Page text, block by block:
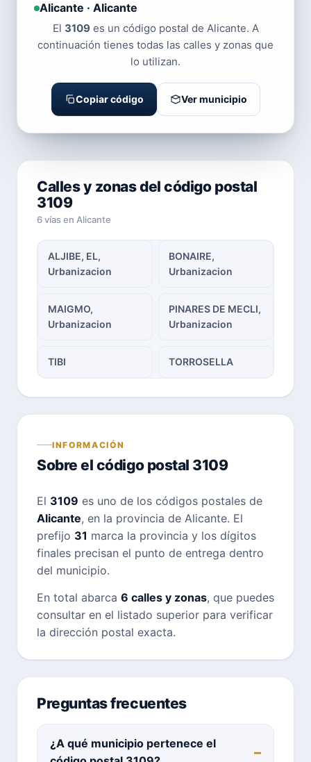
Alicante · Alicante
El 3109 es un código postal de Alicante. A
continuación tienes todas las calles y zonas que
lo utilizan.
Copiar código Ver municipio
Calles y zonas del código postal
3109
6 vías en Alicante
ALJIBE, EL,
Urbanizacion
BONAIRE,
Urbanizacion
MAIGMO,
Urbanizacion
PINARES DE MECLI,
Urbanizacion
TIBI TORROSELLA
INFORMACIÓN
Sobre el código postal 3109
El 3109 es uno de los códigos postales de
Alicante, en la provincia de Alicante. El
prefijo 31 marca la provincia y los dígitos
finales precisan el punto de entrega dentro
del municipio.
En total abarca 6 calles y zonas, que puedes
consultar en el listado superior para verificar
la dirección postal exacta.
Preguntas frecuentes
¿A qué municipio pertenece el